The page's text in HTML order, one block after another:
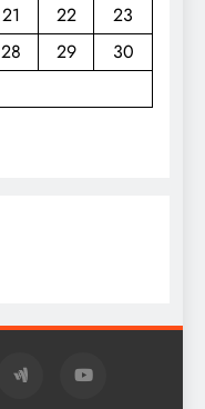
21 22
23
28 29
30